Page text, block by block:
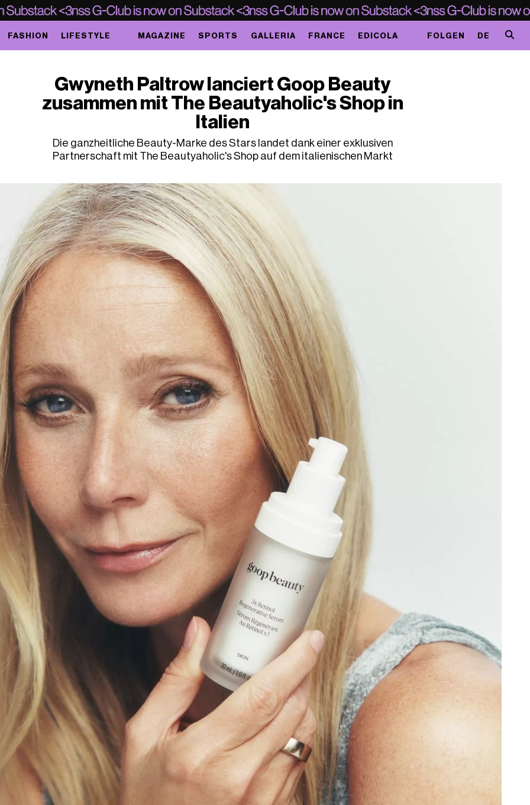
FASHION LIFESTYLE MAGAZINE SPORTS GALLERIA FRANCE EDICOLA FOLGEN DE
Gwyneth Paltrow lanciert Goop Beauty
zusammen mit The Beautyaholic's Shop in
Italien
Die ganzheitliche Beauty-Marke des Stars landet dank einer exklusiven
Partnerschaft mit The Beautyaholic's Shop auf dem italienischen Markt